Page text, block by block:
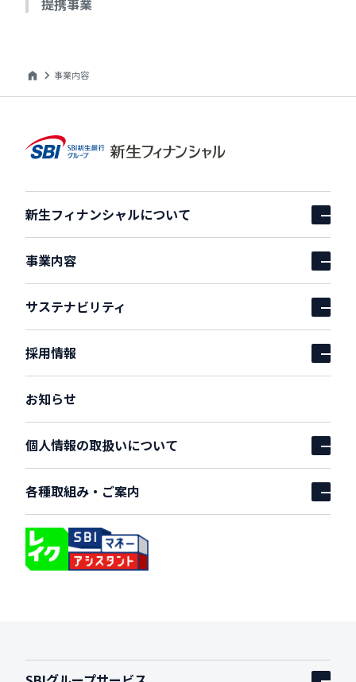
提携事業
事業内容
新生フィナンシャルについて アコーディオンを開
事業内容 アコーディオンを開
サステナビリティ アコーディオンを開
採用情報 アコーディオンを開
お知らせ
個人情報の取扱いについて アコーディオンを開
各種取組み・ご案内 アコーディオンを開
アコーディオンを開